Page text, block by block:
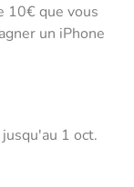
10€ que vous
un iPhone
1 oct.